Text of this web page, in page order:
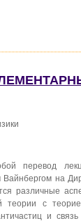
перевод
на
различные
с
и связь